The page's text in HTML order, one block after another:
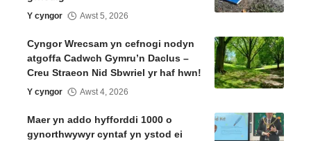
Y cyngor Awst 5, 2026
Cyngor Wrecsam yn cefnogi nodyn
atgoffa Cadwch Gymru’n Daclus –
Creu Straeon Nid Sbwriel yr haf hwn!
Y cyngor Awst 4, 2026
Maer yn addo hyfforddi 1000 o
gynorthwywyr cyntaf yn ystod ei